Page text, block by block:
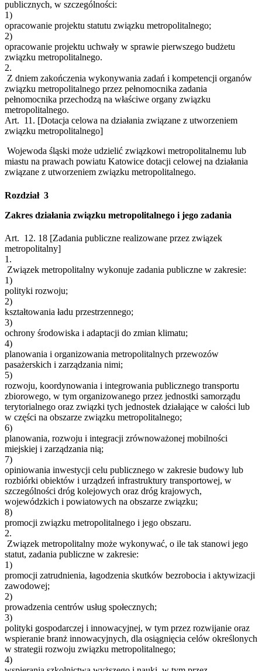
publicznych, w szczególności:
1)
opracowanie projektu statutu związku metropolitalnego;
2)
opracowanie projektu uchwały w sprawie pierwszego budżetu
związku metropolitalnego.
2.
Z dniem zakończenia wykonywania zadań i kompetencji organów
związku metropolitalnego przez pełnomocnika zadania
pełnomocnika przechodzą na właściwe organy związku
metropolitalnego.
Art. 11. [Dotacja celowa na działania związane z utworzeniem
związku metropolitalnego]
Wojewoda śląski może udzielić związkowi metropolitalnemu lub
miastu na prawach powiatu Katowice dotacji celowej na działania
związane z utworzeniem związku metropolitalnego.
Rozdział 3
Zakres działania związku metropolitalnego i jego zadania
Art. 12. 18 [Zadania publiczne realizowane przez związek
metropolitalny]
1.
Związek metropolitalny wykonuje zadania publiczne w zakresie:
1)
polityki rozwoju;
2)
kształtowania ładu przestrzennego;
3)
ochrony środowiska i adaptacji do zmian klimatu;
4)
planowania i organizowania metropolitalnych przewozów
pasażerskich i zarządzania nimi;
5)
rozwoju, koordynowania i integrowania publicznego transportu
zbiorowego, w tym organizowanego przez jednostki samorządu
terytorialnego oraz związki tych jednostek działające w całości lub
w części na obszarze związku metropolitalnego;
6)
planowania, rozwoju i integracji zrównoważonej mobilności
miejskiej i zarządzania nią;
7)
opiniowania inwestycji celu publicznego w zakresie budowy lub
rozbiórki obiektów i urządzeń infrastruktury transportowej, w
szczególności dróg kolejowych oraz dróg krajowych,
wojewódzkich i powiatowych na obszarze związku;
8)
promocji związku metropolitalnego i jego obszaru.
2.
Związek metropolitalny może wykonywać, o ile tak stanowi jego
statut, zadania publiczne w zakresie:
1)
promocji zatrudnienia, łagodzenia skutków bezrobocia i aktywizacji
zawodowej;
2)
prowadzenia centrów usług społecznych;
3)
polityki gospodarczej i innowacyjnej, w tym przez rozwijanie oraz
wspieranie branż innowacyjnych, dla osiągnięcia celów określonych
w strategii rozwoju związku metropolitalnego;
4)